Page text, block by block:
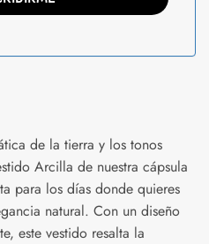
de la tierra y los tonos
Arcilla de nuestra cápsula
para los días donde quieres
natural. Con un diseño
este vestido resalta la